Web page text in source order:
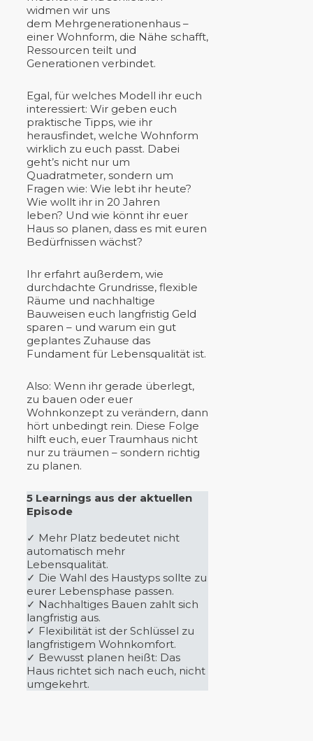
widmen wir uns
dem Mehrgenerationenhaus –
einer Wohnform, die Nähe schafft,
Ressourcen teilt und
Generationen verbindet.
Egal, für welches Modell ihr euch
interessiert: Wir geben euch
praktische Tipps, wie ihr
herausfindet, welche Wohnform
wirklich zu euch passt. Dabei
geht’s nicht nur um
Quadratmeter, sondern um
Fragen wie: Wie lebt ihr heute?
Wie wollt ihr in 20 Jahren
leben? Und wie könnt ihr euer
Haus so planen, dass es mit euren
Bedürfnissen wächst?
Ihr erfahrt außerdem, wie
durchdachte Grundrisse, flexible
Räume und nachhaltige
Bauweisen euch langfristig Geld
sparen – und warum ein gut
geplantes Zuhause das
Fundament für Lebensqualität ist.
Also: Wenn ihr gerade überlegt,
zu bauen oder euer
Wohnkonzept zu verändern, dann
hört unbedingt rein. Diese Folge
hilft euch, euer Traumhaus nicht
nur zu träumen – sondern richtig
zu planen.
5 Learnings aus der aktuellen
Episode
✓ Mehr Platz bedeutet nicht
automatisch mehr
Lebensqualität.
✓ Die Wahl des Haustyps sollte zu
eurer Lebensphase passen.
✓ Nachhaltiges Bauen zahlt sich
langfristig aus.
✓ Flexibilität ist der Schlüssel zu
langfristigem Wohnkomfort.
✓ Bewusst planen heißt: Das
Haus richtet sich nach euch, nicht
umgekehrt.